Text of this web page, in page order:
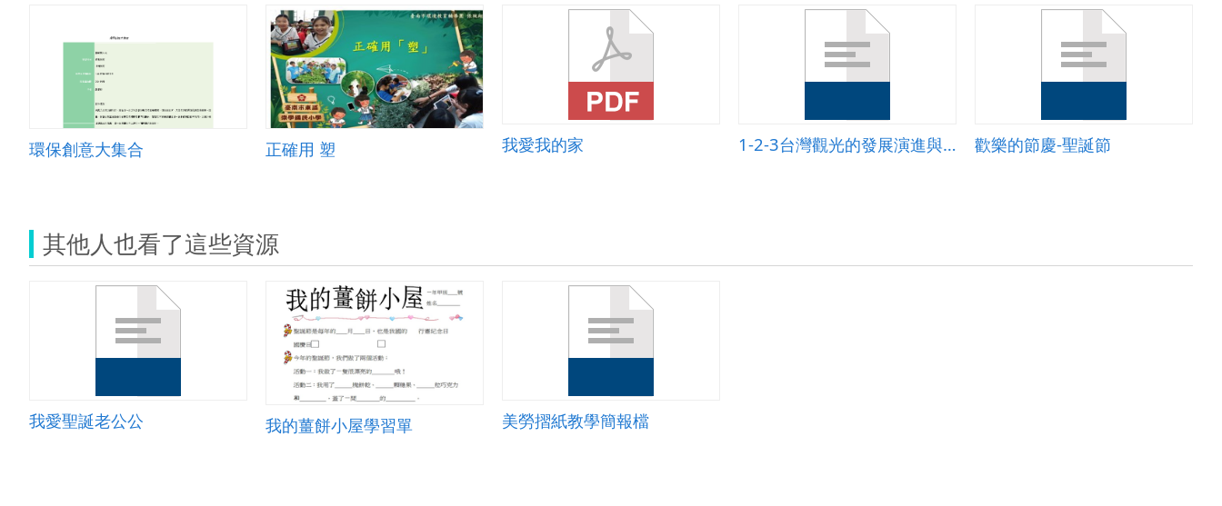
環保創意大集合 正確用 塑 我愛我的家 1-2-3台灣觀光的發展演進與影響 歡樂的節慶-聖誕節
其他人也看了這些資源
我愛聖誕老公公 我的薑餅小屋學習單 美勞摺紙教學簡報檔